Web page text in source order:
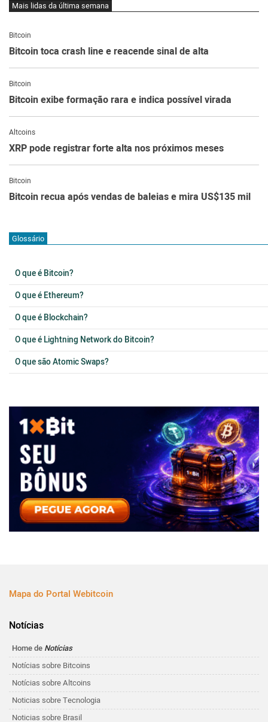
Mais lidas da última semana
Bitcoin
Bitcoin toca crash line e reacende sinal de alta
Bitcoin
Bitcoin exibe formação rara e indica possível virada
Altcoins
XRP pode registrar forte alta nos próximos meses
Bitcoin
Bitcoin recua após vendas de baleias e mira US$135 mil
Glossário
O que é Bitcoin?
O que é Ethereum?
O que é Blockchain?
O que é Lightning Network do Bitcoin?
O que são Atomic Swaps?
Mapa do Portal Webitcoin
Notícias
Home de Notícias
Notícias sobre Bitcoins
Notícias sobre Altcoins
Noticias sobre Tecnologia
Noticias sobre Brasil